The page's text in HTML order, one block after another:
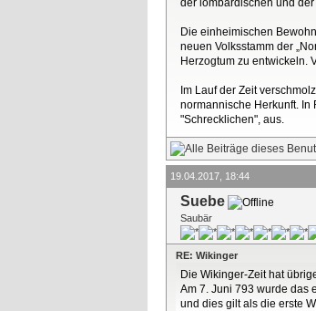
der lombardischen und
Die einheimischen
neuen Volksstamm der
Herzogtum zu entwickeln.
Im Lauf der Zeit
normannische Herkunft. In
"Schrecklichen", aus.
19.04.2017, 18:44
Suebe
Saubär
RE: Wikinger
Die Wikinger-Zeit hat
Am 7. Juni 793 wurde das
und dies gilt als die erste